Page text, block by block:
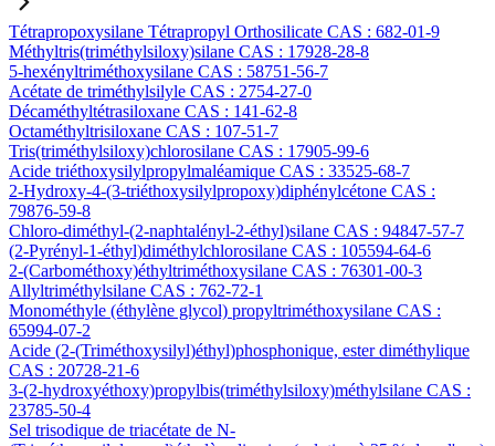
Tétrapropoxysilane Tétrapropyl Orthosilicate CAS : 682-01-9
Méthyltris(triméthylsiloxy)silane CAS : 17928-28-8
5-hexényltriméthoxysilane CAS : 58751-56-7
Acétate de triméthylsilyle CAS : 2754-27-0
Décaméthyltétrasiloxane CAS : 141-62-8
Octaméthyltrisiloxane CAS : 107-51-7
Tris(triméthylsiloxy)chlorosilane CAS : 17905-99-6
Acide triéthoxysilylpropylmaléamique CAS : 33525-68-7
2-Hydroxy-4-(3-triéthoxysilylpropoxy)diphénylcétone CAS :
79876-59-8
Chloro-diméthyl-(2-naphtalényl-2-éthyl)silane CAS : 94847-57-7
(2-Pyrényl-1-éthyl)diméthylchlorosilane CAS : 105594-64-6
2-(Carbométhoxy)éthyltriméthoxysilane CAS : 76301-00-3
Allyltriméthylsilane CAS : 762-72-1
Monométhyle (éthylène glycol) propyltriméthoxysilane CAS :
65994-07-2
Acide (2-(Triméthoxysilyl)éthyl)phosphonique, ester diméthylique
CAS : 20728-21-6
3-(2-hydroxyéthoxy)propylbis(triméthylsiloxy)méthylsilane CAS :
23785-50-4
Sel trisodique de triacétate de N-